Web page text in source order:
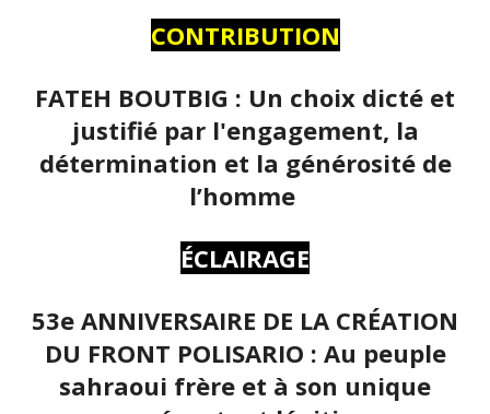
CONTRIBUTION
FATEH BOUTBIG : Un choix dicté et
justifié par l'engagement, la
détermination et la générosité de
l’homme
ÉCLAIRAGE
53e ANNIVERSAIRE DE LA CRÉATION
DU FRONT POLISARIO : Au peuple
sahraoui frère et à son unique